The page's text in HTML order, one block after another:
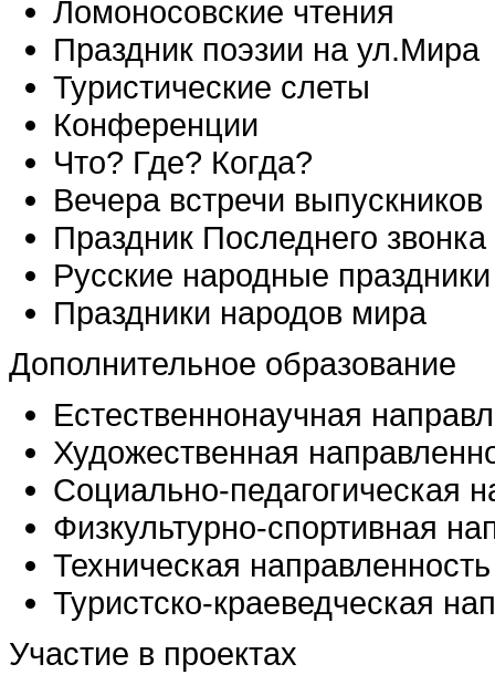
Ломоносовские чтения
Праздник поэзии на ул.Мира
Туристические слеты
Конференции
Что? Где? Когда?
Вечера встречи выпускников
Праздник Последнего звонка
Русские народные праздники
Праздники народов мира
Дополнительное образование
Естественнонаучная
Художественная
Социально-педагогическая
Физкультурно-спортивная
Техническая направленность
Туристско-краеведческая
Участие в проектах